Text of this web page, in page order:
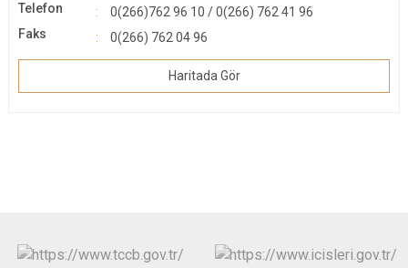
Telefon
0(266)762 96 10 / 0(266) 762 41 96
Faks
0(266) 762 04 96
Haritada Gör